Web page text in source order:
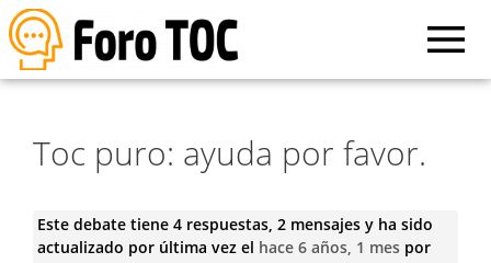
Toc puro: ayuda por favor.
Este debate tiene 4 respuestas, 2 mensajes y ha sido
actualizado por última vez el hace 6 años, 1 mespor